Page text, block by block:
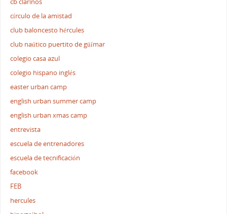
círculo de la amistad
club baloncesto hércules
club naútico puertito de güímar
colegio casa azul
colegio hispano inglés
easter urban camp
english urban summer camp
english urban xmas camp
entrevista
escuela de entrenadores
escuela de tecnificación
facebook
FEB
hercules